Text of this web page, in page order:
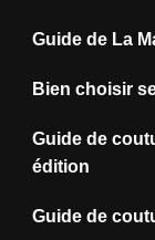
Guide de La
Bien choisir
Guide de
édition
Guide de